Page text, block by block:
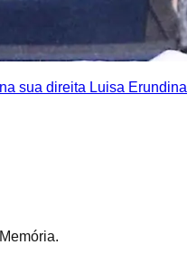
sua direita Luisa